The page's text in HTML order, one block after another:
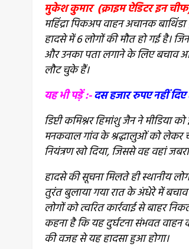
मुकेश कुमार (क्राइम ऐडिटर इन
महिंद्रा पिकअप वाहन अचानक
हादसे में 6 लोगों की मौत हो गई है।
और उनका पता लगाने के लिए बचाव
लौट चुके हैं।
यह भी पड़ें :-दस हजार रुपए नहीं
डिप्टी कमिश्नर हिमांशु जैन ने मीडिया
मनकवाल गांव के श्रद्धालुओं को लेकर
नियंत्रण खो दिया, जिससे वह वहां
हादसे की सूचना मिलते ही स्थानीय
तुरंत बुलाया गया रात के अंधेरे में
लोगों को त्वरित कार्रवाई से बाहर
कहना है कि यह दुर्घटना संभवत
की वजह से यह हादसा हुआ होगा।